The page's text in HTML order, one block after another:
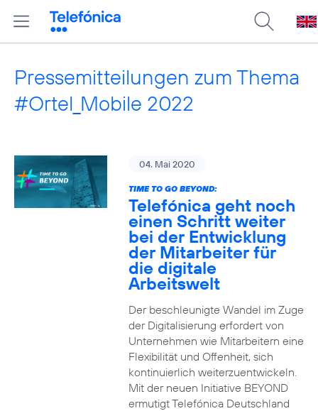
Pressemitteilungen zum Thema
#Ortel_Mobile 2022
04. Mai 2020
TIME TO GO BEYOND:
Telefónica geht noch
einen Schritt weiter
bei der Entwicklung
der Mitarbeiter für
die digitale
Arbeitswelt
Der beschleunigte Wandel im Zuge
der Digitalisierung erfordert von
Unternehmen wie Mitarbeitern eine
Flexibilität und Offenheit, sich
kontinuierlich weiterzuentwickeln.
Mit der neuen Initiative BEYOND
ermutigt Telefónica Deutschland